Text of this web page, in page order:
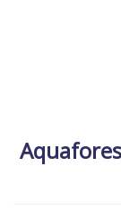
NÖVÉNYEK